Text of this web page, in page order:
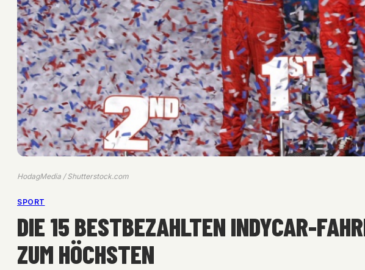
HodagMedia / Shutterstock.com
SPORT
DIE 15 BESTBEZAHLTEN INDYCAR-
ZUM HÖCHSTEN